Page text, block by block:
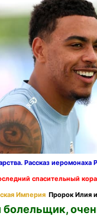
Рассказ иеромонаха
спасительный
Империя Пророк Илия
болельщик,